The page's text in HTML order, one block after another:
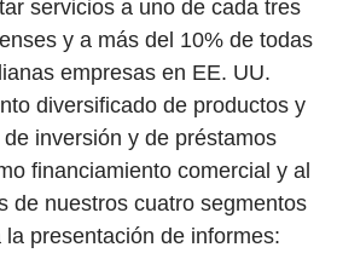
servicios a uno de cada tres
y a más del 10% de todas
empresas en EE. UU.
diversificado de productos y
inversión y de préstamos
financiamiento comercial y al
de nuestros cuatro segmentos
presentación de informes: